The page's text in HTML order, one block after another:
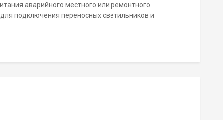
аварийного местного или ремонтного
подключения переносных светильников и